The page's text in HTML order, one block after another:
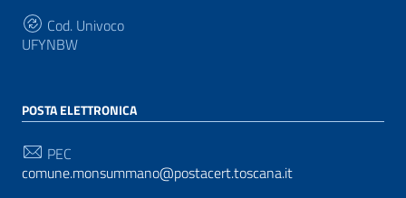
Cod. Univoco
UFYNBW
POSTA ELETTRONICA
PEC
comune.monsummano@postacert.toscana.it